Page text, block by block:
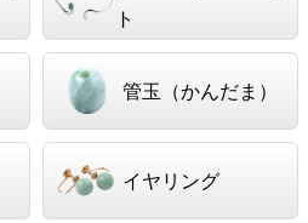
ト
管玉（かんだま）
イヤリング